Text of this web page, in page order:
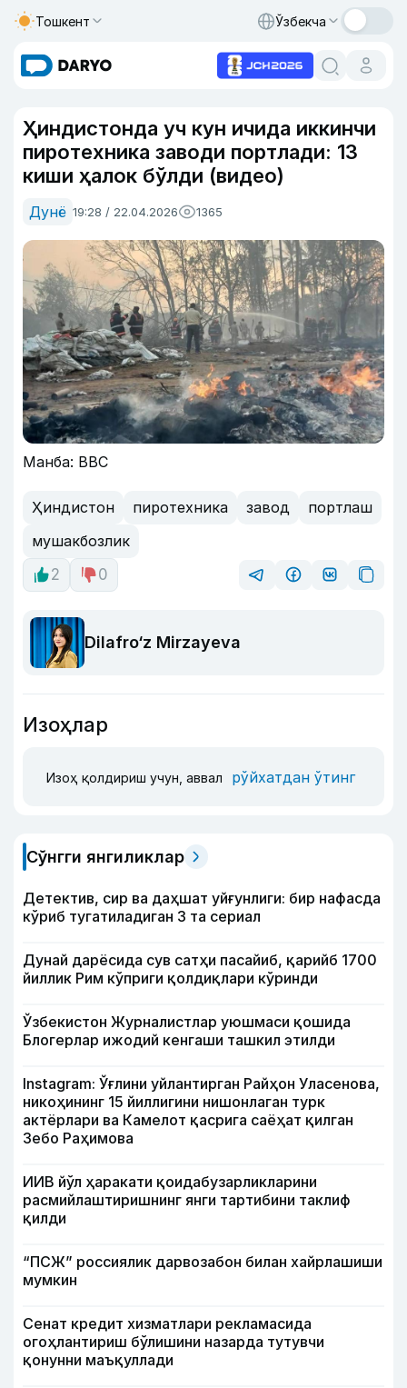
Тошкент Ўзбекча
Ҳиндистонда уч кун ичида иккинчи
пиротехника заводи портлади: 13
киши ҳалок бўлди (видео)
Дунё 19:28 / 22.04.2026 1365
Манба: BBC
Ҳиндистон пиротехника завод
портлаш
мушакбозлик
2
0
Dilafro‘z Mirzayeva
Изоҳлар
Изоҳ қолдириш учун, аввал рўйхатдан ўтинг
Сўнгги янгиликлар
Детектив, сир ва даҳшат уйғунлиги: бир нафасда
кўриб тугатиладиган 3 та сериал
Дунай дарёсида сув сатҳи пасайиб, қарийб 1700
йиллик Рим кўприги қолдиқлари кўринди
Ўзбекистон Журналистлар уюшмаси қошида
Блогерлар ижодий кенгаши ташкил этилди
Instagram: Ўғлини уйлантирган Райҳон Уласенова,
никоҳининг 15 йиллигини нишонлаган турк
актёрлари ва Камелот қасрига саёҳат қилган
Зебо Раҳимова
ИИВ йўл ҳаракати қоидабузарликларини
расмийлаштиришнинг янги тартибини таклиф
қилди
“ПСЖ” россиялик дарвозабон билан хайрлашиши
мумкин
Сенат кредит хизматлари рекламасида
огоҳлантириш бўлишини назарда тутувчи
қонунни маъқуллади